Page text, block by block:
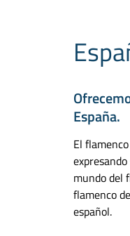
España.
El
mundo del
flamenco
español.